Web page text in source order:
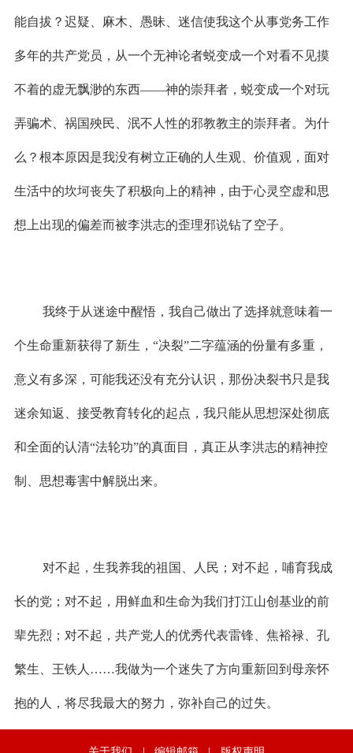
能自拔？迟疑、麻木、愚昧、迷信使我这个从事党务工作
多年的共产党员，从一个无神论者蜕变成一个对看不见摸
不着的虚无飘渺的东西——神的崇拜者，蜕变成一个对玩
弄骗术、祸国殃民、泯不人性的邪教教主的崇拜者。为什
么？根本原因是我没有树立正确的人生观、价值观，面对
生活中的坎坷丧失了积极向上的精神，由于心灵空虚和思
想上出现的偏差而被李洪志的歪理邪说钻了空子。
我终于从迷途中醒悟，我自己做出了选择就意味着一
个生命重新获得了新生，“决裂”二字蕴涵的份量有多重，
意义有多深，可能我还没有充分认识，那份决裂书只是我
迷余知返、接受教育转化的起点，我只能从思想深处彻底
和全面的认清“法轮功”的真面目，真正从李洪志的精神控
制、思想毒害中解脱出来。
对不起，生我养我的祖国、人民；对不起，哺育我成
长的党；对不起，用鲜血和生命为我们打江山创基业的前
辈先烈；对不起，共产党人的优秀代表雷锋、焦裕禄、孔
繁生、王铁人……我做为一个迷失了方向重新回到母亲怀
抱的人，将尽我最大的努力，弥补自己的过失。